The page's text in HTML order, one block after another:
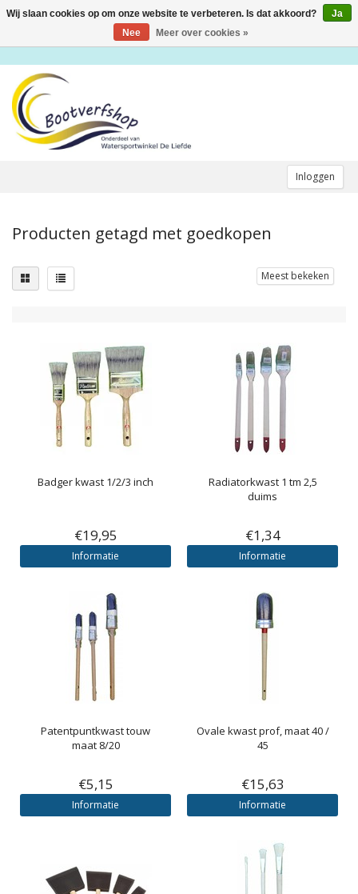
Inloggen
Toggle
Producten getagd met goedkopen
Meest bekeken
Badger kwast 1/2/3 inch
€19,95
Informatie
Radiatorkwast 1 tm 2,5
duims
€1,34
Informatie
Patentpuntkwast touw
maat 8/20
€5,15
Informatie
Ovale kwast prof, maat 40 /
45
€15,63
Informatie
Wij slaan cookies op om onze website te verbeteren. Is dat akkoord?
Ja
Nee
Meer over cookies »